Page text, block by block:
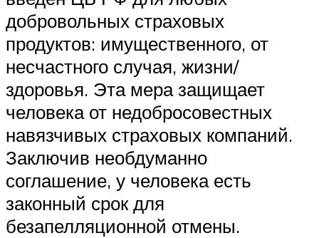
добровольных страховых
продуктов: имущественного, от
несчастного случая, жизни/
здоровья. Эта мера защищает
человека от недобросовестных
навязчивых страховых компаний.
Заключив необдуманно
соглашение, у человека есть
законный срок для
безапелляционной отмены.